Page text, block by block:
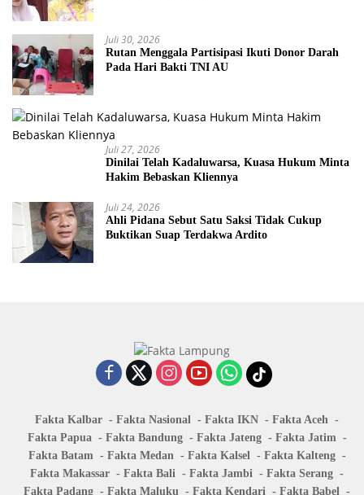
Juli 30, 2026
Rutan Menggala Partisipasi Ikuti Donor Darah
Pada Hari Bakti TNI AU
Juli 27, 2026
Dinilai Telah Kadaluwarsa, Kuasa Hukum Minta
Hakim Bebaskan Kliennya
Juli 24, 2026
Ahli Pidana Sebut Satu Saksi Tidak Cukup
Buktikan Suap Terdakwa Ardito
Fakta Kalbar Fakta Nasional Fakta IKN
Fakta Aceh
Fakta Papua
Fakta Bandung Fakta Jateng
Fakta Jatim
Fakta Batam
Fakta Medan Fakta Kalsel
Fakta Kalteng
Fakta Makassar
Fakta Bali Fakta Jambi
Fakta Serang
Fakta Padang
Fakta Maluku Fakta Kendari Fakta Babel